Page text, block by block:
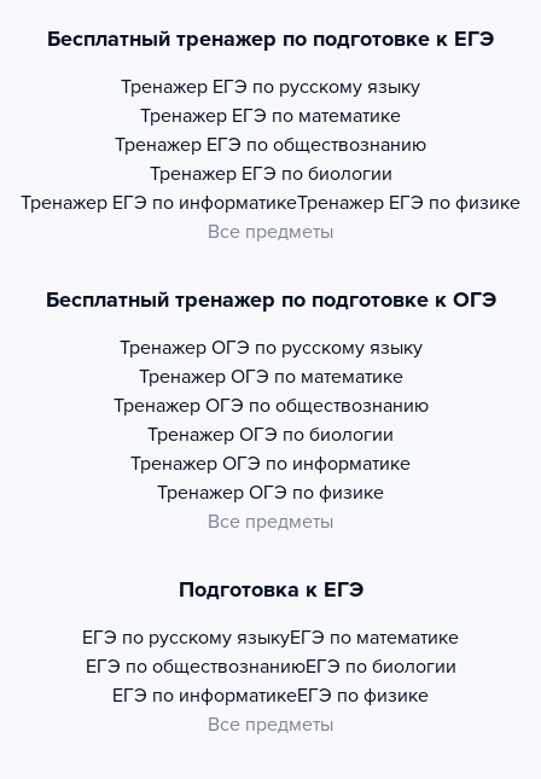
Бесплатный тренажер по подготовке к ЕГЭ
Тренажер ЕГЭ по русскому языку
Тренажер ЕГЭ по математике
Тренажер ЕГЭ по обществознанию
Тренажер ЕГЭ по биологии
Тренажер ЕГЭ по информатикеТренажер ЕГЭ по физике
Все предметы
Бесплатный тренажер по подготовке к ОГЭ
Тренажер ОГЭ по русскому языку
Тренажер ОГЭ по математике
Тренажер ОГЭ по обществознанию
Тренажер ОГЭ по биологии
Тренажер ОГЭ по информатике
Тренажер ОГЭ по физике
Все предметы
Подготовка к ЕГЭ
ЕГЭ по русскому языкуЕГЭ по математике
ЕГЭ по обществознаниюЕГЭ по биологии
ЕГЭ по информатикеЕГЭ по физике
Все предметы